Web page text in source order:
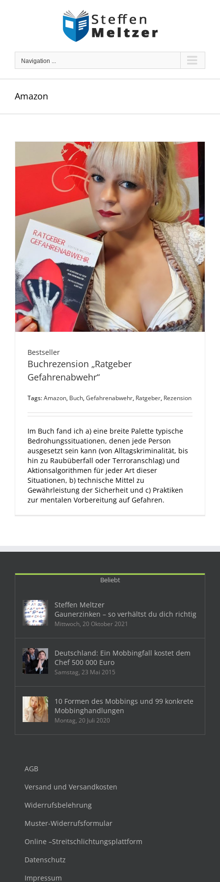
Navigation ...
Amazon
Bestseller
Buchrezension „Ratgeber
Gefahrenabwehr“
Tags:Amazon, Buch,Gefahrenabwehr, Ratgeber, Rezension
Im Buch fand ich a) eine breite Palette typische
Bedrohungssituationen, denen jede Person
ausgesetzt sein kann (von Alltagskriminalität, bis
hin zu Raubüberfall oder Terroranschlag) und
Aktionsalgorithmen für jeder Art dieser
Situationen, b) technische Mittel zu
Gewährleistung der Sicherheit und c) Praktiken
zur mentalen Vorbereitung auf Gefahren.
Beliebt
Steffen Meltzer
Gaunerzinken – so verhältst du dich richtig
Mittwoch, 20 Oktober 2021
Deutschland: Ein Mobbingfall kostet dem
Chef 500 000 Euro
Samstag, 23 Mai 2015
10 Formen des Mobbings und 99 konkrete
Mobbinghandlungen
Montag, 20 Juli 2020
AGB
Versand und Versandkosten
Widerrufsbelehrung
Muster-Widerrufsformular
Online –Streitschlichtungsplattform
Datenschutz
Impressum